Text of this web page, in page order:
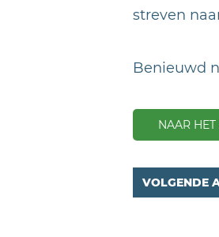
streven
Benieuwd
NAAR
VOLGENDE